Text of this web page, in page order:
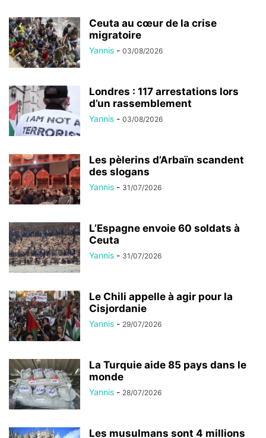
Ceuta au cœur de la crise
migratoire
Yannis - 03/08/2026
Londres : 117 arrestations lors
d’un rassemblement
Yannis - 03/08/2026
Les pèlerins d’Arbaïn scandent
des slogans
Yannis - 31/07/2026
L’Espagne envoie 60 soldats à
Ceuta
Yannis - 31/07/2026
Le Chili appelle à agir pour la
Cisjordanie
Yannis - 29/07/2026
La Turquie aide 85 pays dans le
monde
Yannis - 28/07/2026
Les musulmans sont 4 millions